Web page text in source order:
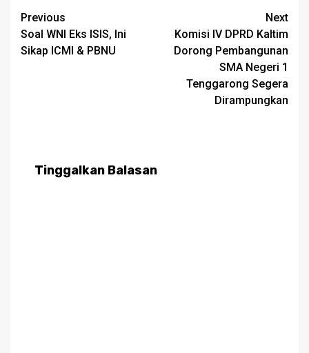
Post
navigation
Previous
Soal WNI Eks ISIS, Ini
Sikap ICMI & PBNU
Next
Komisi IV DPRD Kaltim
Dorong Pembangunan
SMA Negeri 1
Tenggarong Segera
Dirampungkan
Tinggalkan Balasan